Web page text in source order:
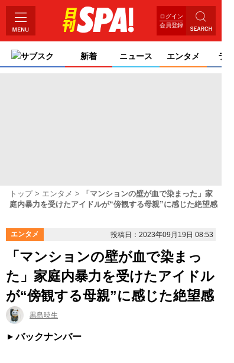
ログイン
会員登録
サブスク 新着 ニュース エンタメ ライ
トップ エンタメ
「マンションの壁が血で染まった」家
庭内暴力を受けたアイドルが“傍観する母親”に感じた絶望感
エンタメ 投稿日：2023年09月19日 08:53
「マンションの壁が血で染まっ
た」家庭内暴力を受けたアイドル
が“傍観する母親”に感じた絶望感
黒島暁生
バックナンバー